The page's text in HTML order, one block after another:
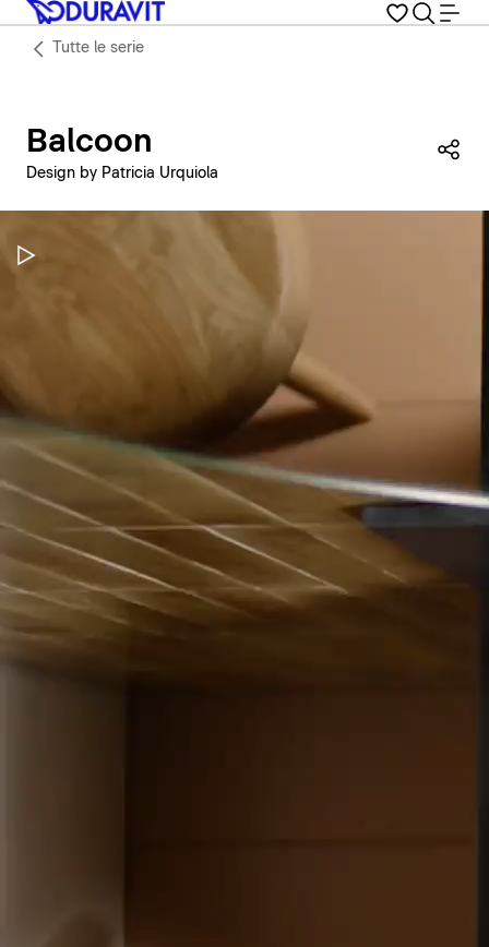
Tutte le serie
Balcoon
Design by Patricia Urquiola
Metti in pausa il video